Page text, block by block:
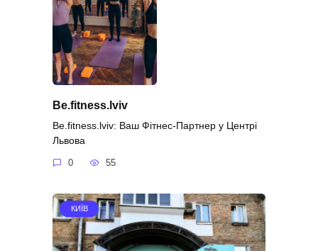
Be.fitness.lviv
Be.fitness.lviv: Ваш Фітнес-Партнер у Центрі
Львова
0 55
КИЇВ